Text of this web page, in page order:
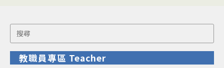
Search
for:
教職員專區 Teacher